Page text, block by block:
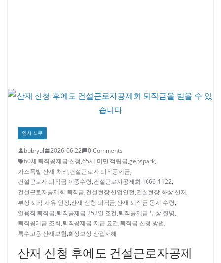
인사 노무
bubryul 2026-06-22
0 Comments
60세 퇴직공제금 신청,65세 미만 적립금,genspark,
가스폭발 산재 처리,건설근로자 퇴직공제금,
건설근로자 퇴직금 이중수령,건설근로자공제회 1666-1122,
건설근로자공제회 퇴직금,건설현장 산업안전,건설현장 화상 산재,
부상 퇴직 사유 인정,산재 신청 퇴직금,산재 퇴직금 동시 수령,
일용직 퇴직금,퇴직공제금 252일 조건,퇴직공제금 부상 질병,
퇴직공제금 조회,퇴직공제금 지급 요건,퇴직금 신청 방법,
특수고용 산재보험,화상보상 산업재해
산재 신청 후에도 건설근로자공제